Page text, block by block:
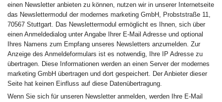
einen Newsletter anbieten zu können, nutzen wir in unserer Internetseite
das Newslettermodul der modernes marketing GmbH, Probststraße 11,
70567 Stuttgart. Das Newslettermodul ermöglicht es Ihnen, sich über
einen Anmeldedialog unter Angabe Ihrer E-Mail Adresse und optional
Ihres Namens zum Empfang unseres Newsletters anzumelden. Zur
Anzeige des Anmeldeformulars ist es notwendig, Ihre IP Adresse zu
übertragen. Diese Informationen werden an einen Server der modernes
marketing GmbH übertragen und dort gespeichert. Der Anbieter dieser
Seite hat keinen Einfluss auf diese Datenübertragung.
Wenn Sie sich für unseren Newsletter anmelden, werden Ihre E-Mail